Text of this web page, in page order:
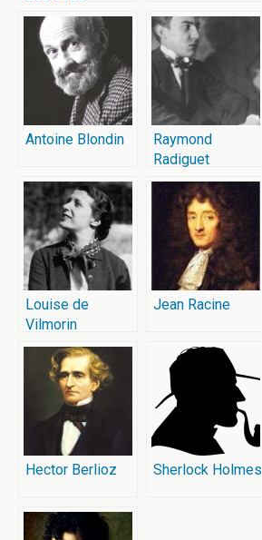
Antoine Blondin
Raymond
Radiguet
Louise de
Vilmorin
Jean Racine
Hector Berlioz Sherlock Holmes